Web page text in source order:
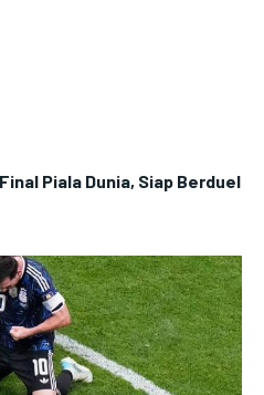
Piala Dunia, Siap Berduel